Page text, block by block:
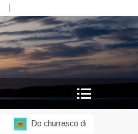
Do churrasco de lei à balada em